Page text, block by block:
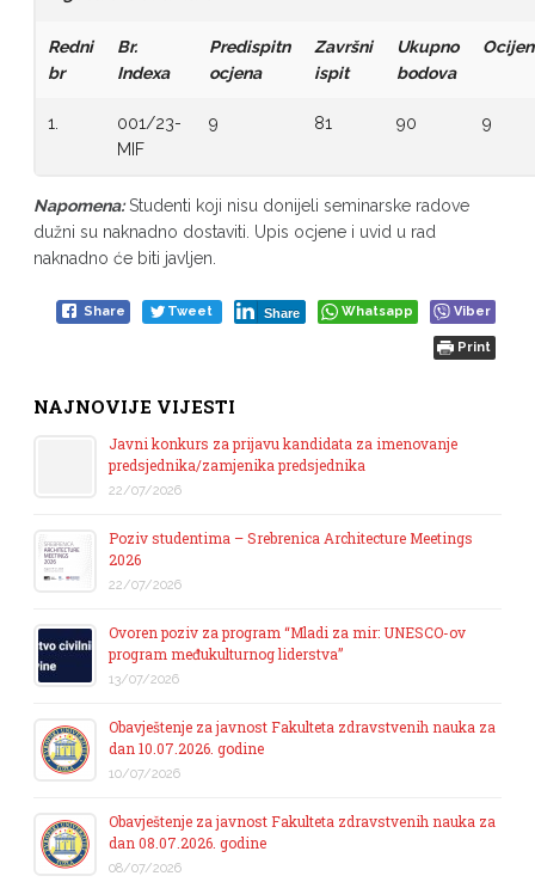
Redni
br
Br.
Indexa
Predispitn
ocjena
Završni
ispit
Ukupno
bodova
1.
001/23-
MIF
9 81 90 9
Napomena:Studenti koji nisu donijeli seminarske radove
dužni su naknadno dostaviti. Upis ocjene i uvid u rad
naknadno će biti javljen.
Share Tweet Share Whatsapp Viber
Print
NAJNOVIJE VIJESTI
Javni konkurs za prijavu kandidata za imenovanje
predsjednika/zamjenika predsjednika
22/07/2026
Poziv studentima – Srebrenica Architecture Meetings
2026
22/07/2026
Ovoren poziv za program “Mladi za mir: UNESCO-ov
program međukulturnog liderstva”
13/07/2026
Obavještenje za javnost Fakulteta zdravstvenih nauka za
dan 10.07.2026. godine
10/07/2026
Obavještenje za javnost Fakulteta zdravstvenih nauka za
dan 08.07.2026. godine
08/07/2026